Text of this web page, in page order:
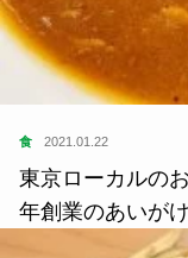
東京ローカルの
年創業のあいが